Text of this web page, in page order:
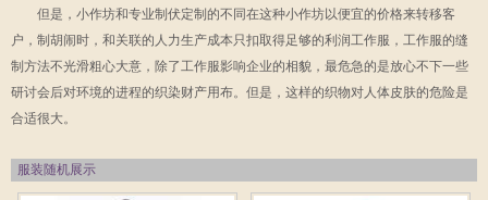
但是，小作坊和专业制伏定制的不同在这种小作坊以便宜的价格来转移客
户，制胡闹时，和关联的人力生产成本只扣取得足够的利润工作服，工作服的缝
制方法不光滑粗心大意，除了工作服影响企业的相貌，最危急的是放心不下一些
研讨会后对环境的进程的织染财产用布。但是，这样的织物对人体皮肤的危险是
合适很大。
服装随机展示